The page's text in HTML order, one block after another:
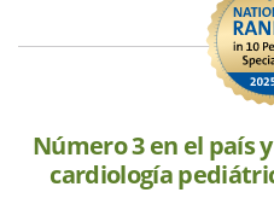
Número 3 en el país
cardiología